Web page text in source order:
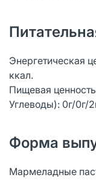
Энергетическая
ккал.
Пищевая
Углеводы): 0г/0г/
Форма
Мармеладные